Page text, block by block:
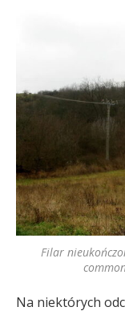
Filar
Na niektórych